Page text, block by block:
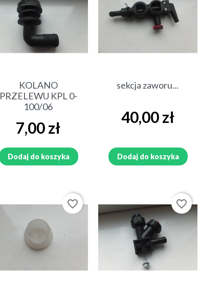
Szybki podgląd
KOLANO
PRZELEWU KPL 0-
100/06
Cena
7,00 zł
Dodaj do koszyka
Szybki podgląd
sekcja zaworu...
Cena
40,00 zł
Dodaj do koszyka
favorite_border favorite_border